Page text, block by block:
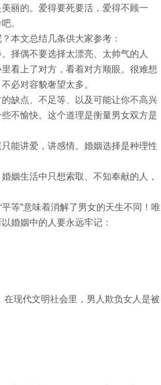
丽的。爱得要死要活，爱得不顾一
。
本文总结几条供大家参考：
择偶不要选择太漂亮、太帅气的人
看上了对方，看着对方顺眼。很难想
必对容貌奢望太多。
缺点、不足等、以及可能让你不高兴
不愉快。这个道理是衡量男女双方是
能讲爱，讲感情。婚姻选择是种理性
姻生活中只想索取、不知奉献的人，
等”意味着消解了男女的天生不同！唯
婚姻中的人要永远牢记：
现代文明社会里，男人欺负女人是被